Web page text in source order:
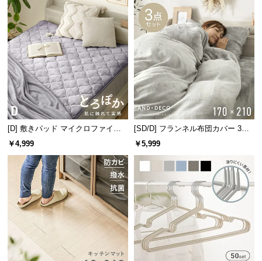
い
お
客
様
サ
ポ
ー
ト
[D] 敷きパッド マイクロファイバ
ー
￥4,999
[SD/D] フランネル布団カバー 3点
セット
￥5,999